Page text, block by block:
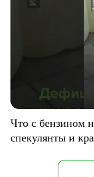
Что с бензином
спекулянты и